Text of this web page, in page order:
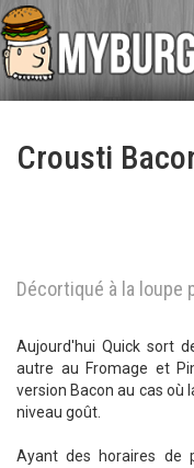
Crousti
Décortiqué à la loupe
Aujourd'hui Quick sort
autre au Fromage et
version Bacon au cas où
niveau goût.
Ayant des horaires de